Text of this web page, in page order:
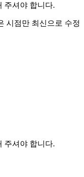
주셔야 합니다.
시점만 최신으로 수정
주셔야 합니다.